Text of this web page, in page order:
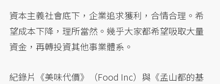
資本主義社會底下，企業追求獲利，合情合理。希
望成本下降，理所當然。幾乎大家都希望吸取大量
資金，再轉投資其他事業體系。
紀錄片《美味代價》（Food Inc）與《孟山都的基